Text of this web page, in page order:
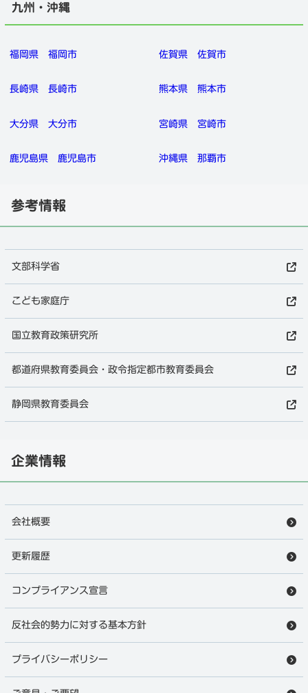
九州・沖縄
福岡県 福岡市 佐賀県 佐賀市
長崎県 長崎市 熊本県 熊本市
大分県 大分市 宮崎県 宮崎市
鹿児島県 鹿児島市 沖縄県 那覇市
参考情報
文部科学省
こども家庭庁
国立教育政策研究所
都道府県教育委員会・政令指定都市教育委員会
静岡県教育委員会
企業情報
会社概要
更新履歴
コンプライアンス宣言
反社会的勢力に対する基本方針
プライバシーポリシー